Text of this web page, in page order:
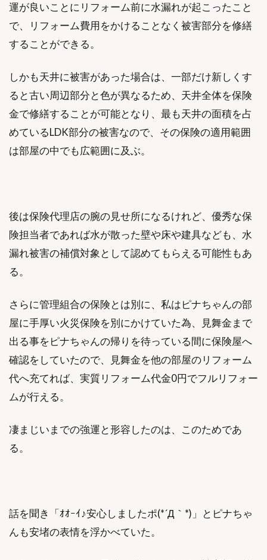
運が良いことにリフォーム前に水漏れが起こったこと
で、リフォーム費用をかけることなく被害部分を修繕
することができる。
しかも天井に被害があった場合は、一部だけ新しくす
ると古い周辺部分と色が異なるため、天井全体を保険
金で修繕することが可能となり、最も天井の面積を占
めているLDK部分の被害なので、その保険の適用範囲
は部屋の中でも広範囲に及ぶ。
後は保険代理店の腕の見せ所になるけれど、優秀な保
険担当者であれば水が散った壁や床や建具なども、水
漏れ被害の補償対象として認めてもらえる可能性もあ
る。
さらに管理組合の保険とは別に、私はピナちゃんの部
屋に手厚い火災保険を別にかけていた為、見舞金まで
出る事をピナちゃんの帰りを待っている間に保険屋へ
確認をしていたので、見舞金を他の部屋のリフォーム
代へ充てれば、実質リフォーム代金0円でフルリフォー
ムが行える。
凄まじいまでの強運と形容したのは、このためであ
る。
話を聞き「ｵｵｰｲ♪安心しましたポ(*´Д｀*)」とピナちゃ
んも安堵の表情を浮かべていた。